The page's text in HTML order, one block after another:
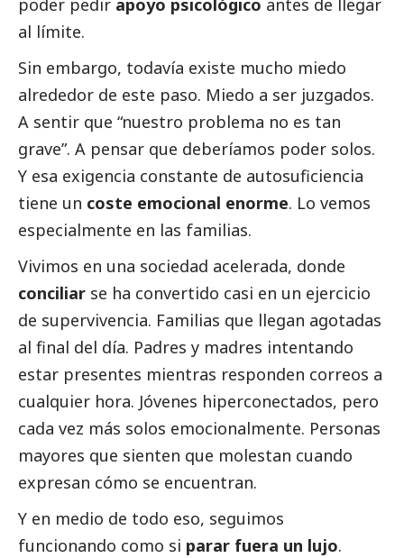
poder pedir apoyo psicológico antes de llegar
al límite.
Sin embargo, todavía existe mucho miedo
alrededor de este paso. Miedo a ser juzgados.
A sentir que “nuestro problema no es tan
grave”. A pensar que deberíamos poder solos.
Y esa exigencia constante de autosuficiencia
tiene un coste emocional enorme. Lo vemos
especialmente en las familias.
Vivimos en una sociedad acelerada, donde
conciliar se ha convertido casi en un ejercicio
de supervivencia. Familias que llegan agotadas
al final del día. Padres y madres intentando
estar presentes mientras responden correos a
cualquier hora. Jóvenes hiperconectados, pero
cada vez más solos emocionalmente. Personas
mayores que sienten que molestan cuando
expresan cómo se encuentran.
Y en medio de todo eso, seguimos
funcionando como si parar fuera un lujo.